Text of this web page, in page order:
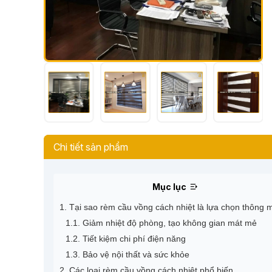
Chi tiết sản phẩm
Mục lục
1. Tại sao rèm cầu vồng cách nhiệt là lựa chọn thông
1.1. Giảm nhiệt độ phòng, tạo không gian mát mẻ
1.2. Tiết kiệm chi phí điện năng
1.3. Bảo vệ nội thất và sức khỏe